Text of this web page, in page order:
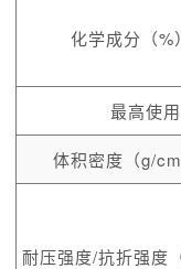
化学成分（%）
最高使
体积密度（g/
耐压强度/抗折强度